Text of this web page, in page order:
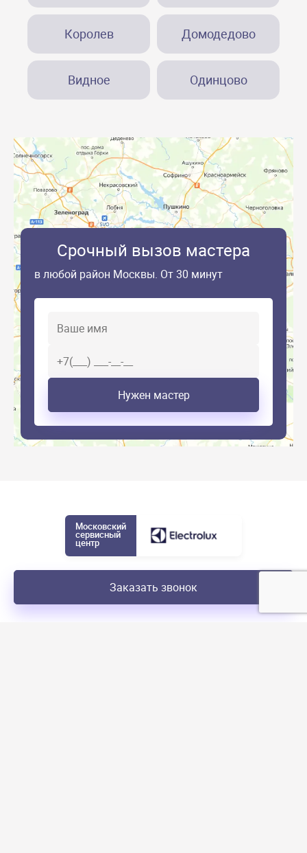
Королев Домодедово
Видное Одинцово
Срочный вызов мастера
в любой район Москвы. От 30 минут
Нужен мастер
Московский
сервисный
центр
Заказать звонок